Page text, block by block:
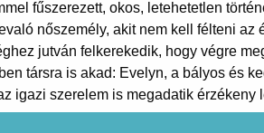
fűszerezett, okos, letehetetlen
nőszemély, akit nem kell félteni az
jutván felkerekedik, hogy végre
társra is akad: Evelyn, a bályos és
igazi szerelem is megadatik érzékeny